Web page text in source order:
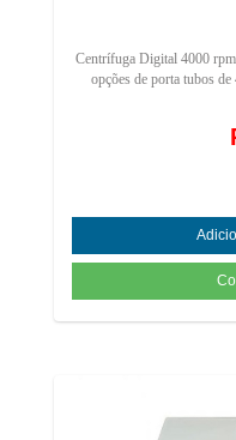
Centrífuga Digital 4000
opções de porta tubos